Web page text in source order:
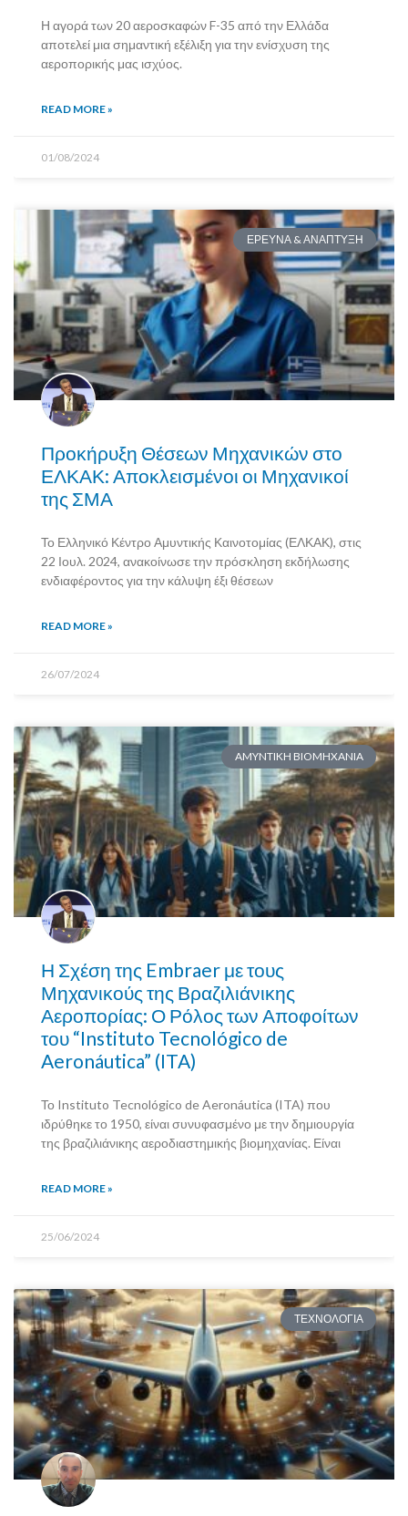
Η αγορά των 20 αεροσκαφών F-35 από την Ελλάδα
αποτελεί μια σημαντική εξέλιξη για την ενίσχυση της
αεροπορικής μας ισχύος.
READ MORE »
01/08/2024
ΕΡΕΥΝΑ & ΑΝΑΠΤΥΞΗ
Προκήρυξη Θέσεων Μηχανικών στο
ΕΛΚΑΚ: Αποκλεισμένοι οι Μηχανικοί
της ΣΜΑ
Το Ελληνικό Κέντρο Αμυντικής Καινοτομίας (ΕΛΚΑΚ), στις
22 Ιουλ. 2024, ανακοίνωσε την πρόσκληση εκδήλωσης
ενδιαφέροντος για την κάλυψη έξι θέσεων
READ MORE »
26/07/2024
AMYNTIKH BIOMHXANIA
Η Σχέση της Embraer με τους
Μηχανικούς της Βραζιλιάνικης
Αεροπορίας: Ο Ρόλος των Αποφοίτων
του “Instituto Tecnológico de
Aeronáutica” (ITA)
Το Instituto Tecnológico de Aeronáutica (ITA) που
ιδρύθηκε το 1950, είναι συνυφασμένο με την δημιουργία
της βραζιλιάνικης αεροδιαστημικής βιομηχανίας. Είναι
READ MORE »
25/06/2024
ΤΕΧΝΟΛΟΓΙΑ